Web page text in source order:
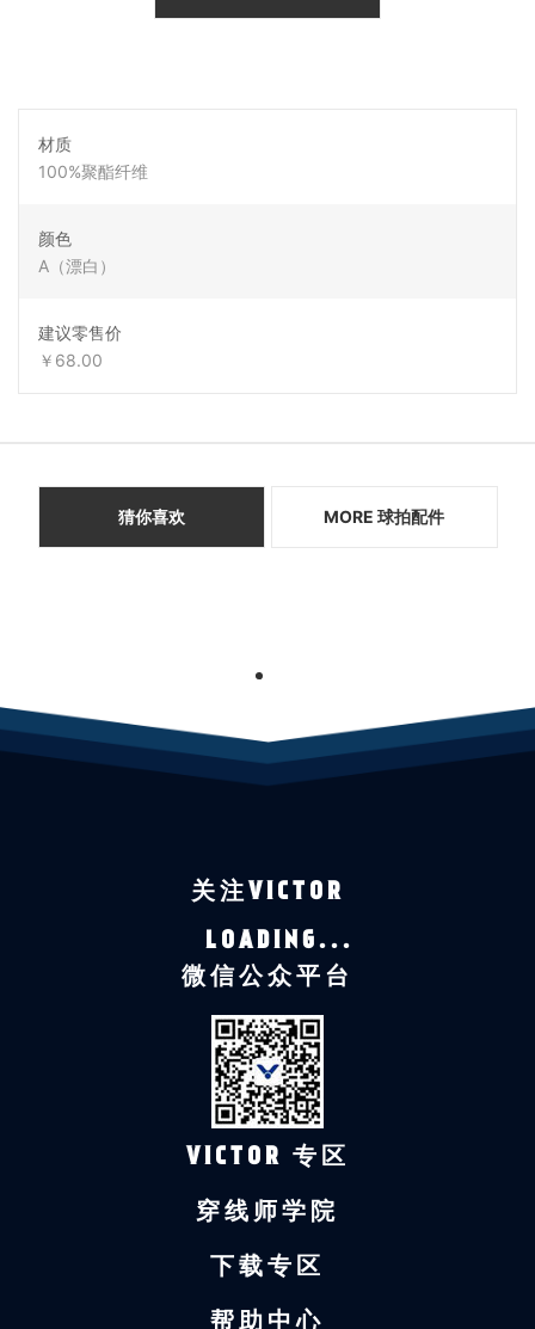
材质
100%聚酯纤维
颜色
A（漂白）
建议零售价
￥68.00
猜你喜欢 MORE 球拍配件
1
关注VICTOR
LOADING...
微信公众平台
VICTOR 专区
穿线师学院
下载专区
帮助中心